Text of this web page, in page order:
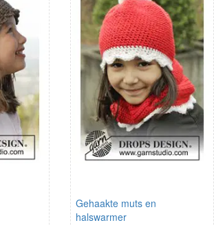
Gehaakte muts en
halswarmer